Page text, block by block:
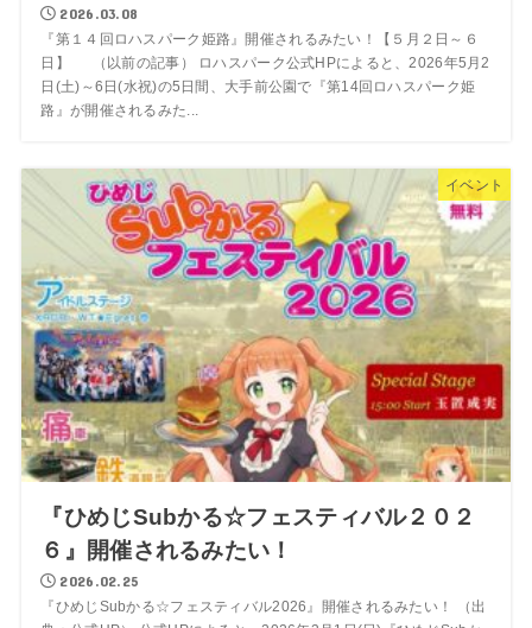
2026.03.08
『第１４回ロハスパーク姫路』開催されるみたい！【５月２日～６
日】 （以前の記事） ロハスパーク公式HPによると、2026年5月2
日(土)～6日(水祝)の5日間、大手前公園で『第14回ロハスパーク姫
路』が開催されるみた...
イベント
『ひめじSubかる☆フェスティバル２０２
６』開催されるみたい！
2026.02.25
『ひめじSubかる☆フェスティバル2026』開催されるみたい！ （出